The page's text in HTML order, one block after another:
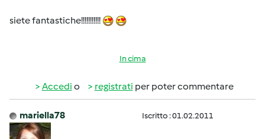
siete fantastiche!!!!!!!!!!!
In cima
Accedi o registrati per poter commentare
mariella78 Iscritto : 01.02.2011